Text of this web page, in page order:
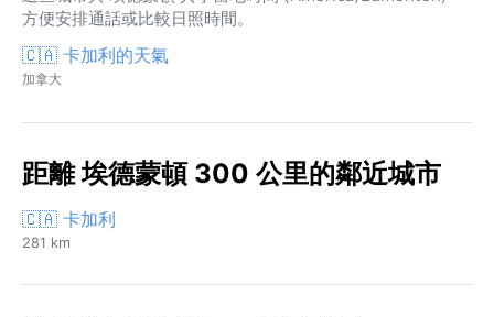
方便安排通話或比較日照時間。
🇨🇦 卡加利的天氣
加拿大
距離 埃德蒙頓 300 公里的鄰近城市
🇨🇦 卡加利
281 km